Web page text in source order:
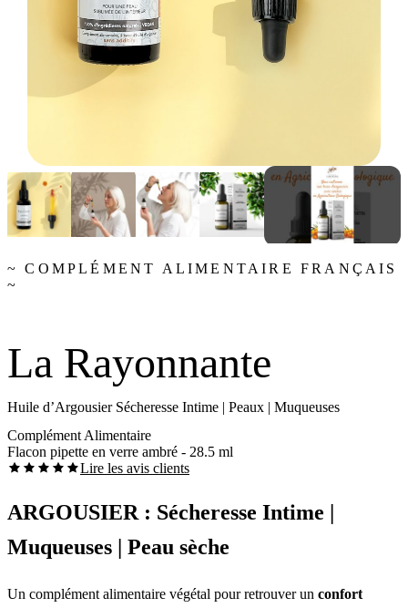
~ COMPLÉMENT ALIMENTAIRE FRANÇAIS
~
La Rayonnante
Huile d’Argousier Sécheresse Intime | Peaux | Muqueuses
Complément Alimentaire
Flacon pipette en verre ambré - 28.5 ml
Lire les avis clients
ARGOUSIER : Sécheresse Intime |
Muqueuses | Peau sèche
Un complément alimentaire végétal pour retrouver un confort